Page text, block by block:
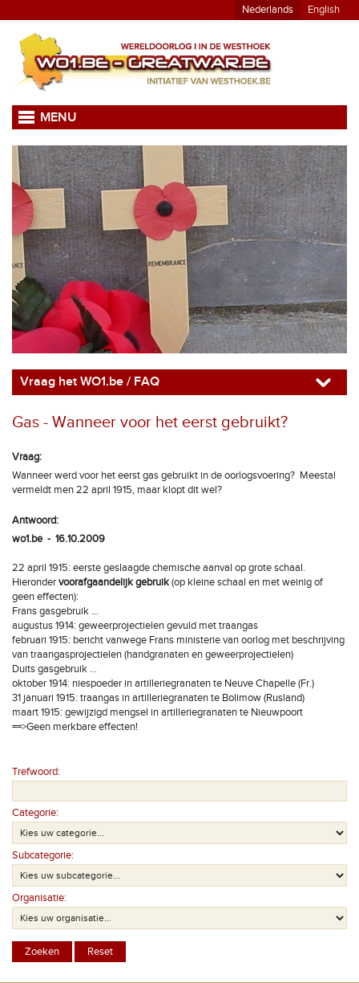
Nederlands English
MENU
Vraag het WO1.be / FAQ
Gas - Wanneer voor het eerst gebruikt?
Vraag:
Wanneer werd voor het eerst gas gebruikt in de oorlogsvoering? Meestal
vermeldt men 22 april 1915, maar klopt dit wel?
Antwoord:
wo1.be - 16.10.2009
22 april 1915: eerste geslaagde chemische aanval op grote schaal.
Hierondervoorafgaandelijk gebruik(op kleine schaal en met weinig of
geen effecten):
Frans gasgebruik ...
augustus 1914: geweerprojectielen gevuld met traangas
februari 1915: bericht vanwege Frans ministerie van oorlog met beschrijving
van traangasprojectielen (handgranaten en geweerprojectielen)
Duits gasgebruik ...
oktober 1914: niespoeder in artilleriegranaten te Neuve Chapelle (Fr.)
31 januari 1915: traangas in artilleriegranaten te Bolimow (Rusland)
maart 1915: gewijzigd mengsel in artilleriegranaten te Nieuwpoort
==>Geen merkbare effecten!
Trefwoord:
Categorie:
Subcategorie:
Organisatie: